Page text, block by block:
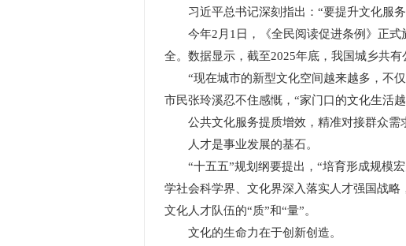
习近平总书记深刻指出：“要提升文化服务
今年2月1日，《全民阅读促进条例》正式
全。数据显示，截至2025年底，我国城乡共有
“现在城市的新型文化空间越来越多，不仅
市民张玲溪忍不住感慨，“家门口的文化生活
公共文化服务提质增效，精准对接群众需
人才是事业发展的基石。
“十五五”规划纲要提出，“培育形成规模宏
学社会科学界、文化界深入落实人才强国战
文化人才队伍的“质”和“量”。
文化的生命力在于创新创造。